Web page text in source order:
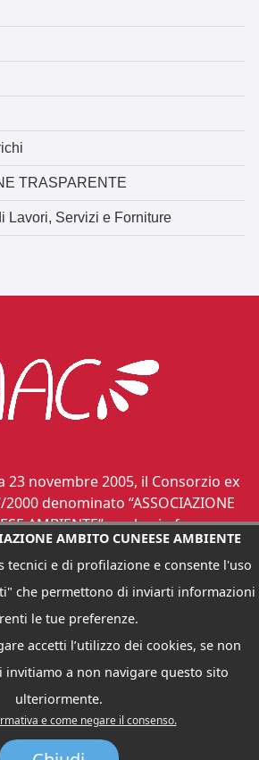
TRASPARENTE
Lavori, Servizi e Forniture
23 novembre 2005, il Consorzio ex
denominato “ASSOCIAZIONE
AMBIENTE”, svolge in forma
di governo di ambito dei servizi
ai sensi dell’art. 12 L. R.
24.10.2002, n. 24.
AMBITO CUNEESE AMBIENTE "A.A.C." -
- 12045 FOSSANO (CN) TEL. 347.50.17.008 -
68858 - C.F.: 92016220045
- PEC :
|INFORMATIVA PRIVACY
AMBITO CUNEESE AMBIENTE
tecnici e di profilazione e consente l'uso
che permettono di inviarti informazioni
le tue preferenze.
accetti l’utilizzo dei cookies, se non
invitiamo a non navigare questo sito
ulteriormente.
e come negare il consenso.